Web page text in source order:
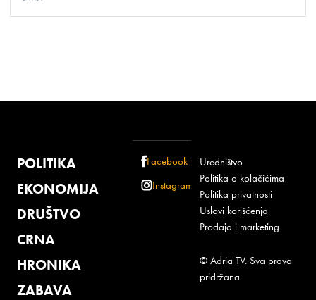
POLITIKA
EKONOMIJA
DRUŠTVO
CRNA
HRONIKA
ZABAVA
Facebook
Instagram
Uredništvo
Politika o kolačićima
Politika privatnosti
Uslovi korišćenja
Prodaja i marketing
© Adria TV. Sva prava
pridržana